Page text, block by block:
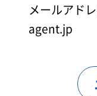
メールアド
agent.jp